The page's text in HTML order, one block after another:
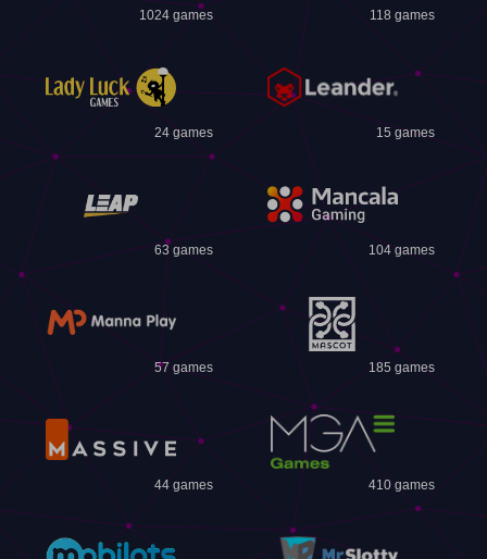
1024 games 118 games
24 games 15 games
63 games 104 games
57 games 185 games
44 games 410 games